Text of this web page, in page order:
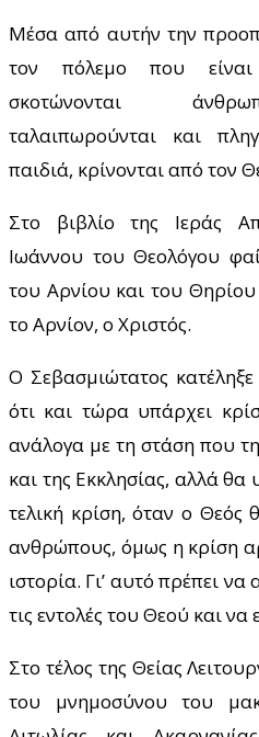
Μέσα από αυτήν την
τον πόλεμο που
σκοτώνονται
ταλαιπωρούνται και
παιδιά, κρίνονται από τον
Στο βιβλίο της Ιεράς
Ιωάννου του Θεολόγου
του Αρνίου και του Θηρίου
το Αρνίον, ο Χριστός.
Ο Σεβασμιώτατος
ότι και τώρα υπάρχει
ανάλογα με τη στάση που
και της Εκκλησίας, αλλά θα
τελική κρίση, όταν ο Θεός
ανθρώπους, όμως η κρίση
ιστορία. Γι’ αυτό πρέπει
τις εντολές του Θεού και
Στο τέλος της Θείας
του μνημοσύνου του